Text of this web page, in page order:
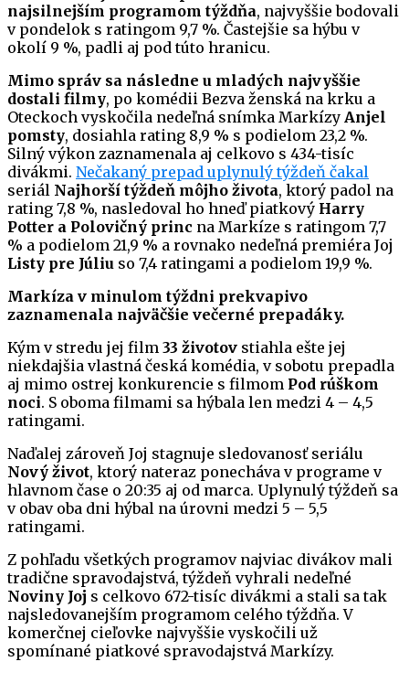
najsilnejším programom týždňa, najvyššie bodovali
v pondelok s ratingom 9,7 %. Častejšie sa hýbu v
okolí 9 %, padli aj pod túto hranicu.
Mimo správ sa následne u mladých najvyššie
dostali filmy, po komédii Bezva ženská na krku a
Oteckoch vyskočila nedeľná snímka Markízy Anjel
pomsty, dosiahla rating 8,9 % s podielom 23,2 %.
Silný výkon zaznamenala aj celkovo s 434-tisíc
divákmi. Nečakaný prepad uplynulý týždeň čakal
seriál Najhorší týždeň môjho života, ktorý padol na
rating 7,8 %, nasledoval ho hneď piatkový Harry
Potter a Polovičný princ na Markíze s ratingom 7,7
% a podielom 21,9 % a rovnako nedeľná premiéra Joj
Listy pre Júliu so 7,4 ratingami a podielom 19,9 %.
Markíza v minulom týždni prekvapivo
zaznamenala najväčšie večerné prepadáky.
Kým v stredu jej film 33 životov stiahla ešte jej
niekdajšia vlastná česká komédia, v sobotu prepadla
aj mimo ostrej konkurencie s filmom Pod rúškom
noci. S oboma filmami sa hýbala len medzi 4 – 4,5
ratingami.
Naďalej zároveň Joj stagnuje sledovanosť seriálu
Nový život, ktorý nateraz ponecháva v programe v
hlavnom čase o 20:35 aj od marca. Uplynulý týždeň sa
v obav oba dni hýbal na úrovni medzi 5 – 5,5
ratingami.
Z pohľadu všetkých programov najviac divákov mali
tradične spravodajstvá, týždeň vyhrali nedeľné
Noviny Joj s celkovo 672-tisíc divákmi a stali sa tak
najsledovanejším programom celého týždňa. V
komerčnej cieľovke najvyššie vyskočili už
spomínané piatkové spravodajstvá Markízy.